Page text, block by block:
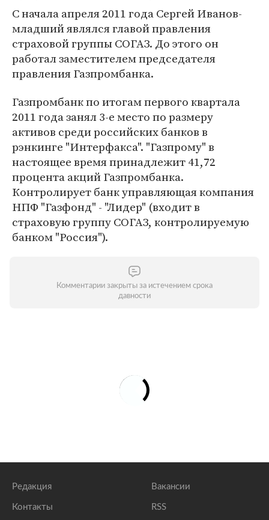
С начала апреля 2011 года Сергей Иванов-
младший являлся главой правления
страховой группы СОГАЗ. До этого он
работал заместителем председателя
правления Газпромбанка.
Газпромбанк по итогам первого квартала
2011 года занял 3-е место по размеру
активов среди российских банков в
рэнкинге "Интерфакса". "Газпрому" в
настоящее время принадлежит 41,72
процента акций Газпромбанка.
Контролирует банк управляющая компания
НПФ "Газфонд" - "Лидер" (входит в
страховую группу СОГАЗ, контролируемую
банком "Россия").
Комментарии закрыты за истечением срока
давности
Редакция
Контакты
Вакансии
RSS